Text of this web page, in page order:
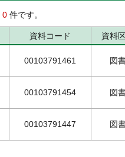
0 件です。
資料コード 資料
00103791461 図
00103791454 図
00103791447 図